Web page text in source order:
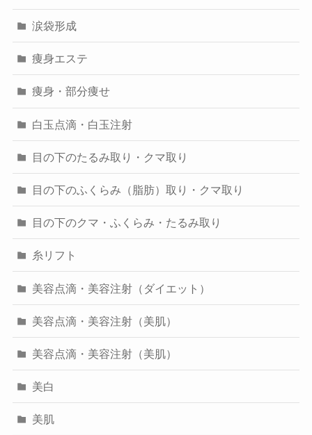
涙袋形成
痩身エステ
痩身・部分痩せ
白玉点滴・白玉注射
目の下のたるみ取り・クマ取り
目の下のふくらみ（脂肪）取り・クマ取り
目の下のクマ・ふくらみ・たるみ取り
糸リフト
美容点滴・美容注射（ダイエット）
美容点滴・美容注射（美肌）
美容点滴・美容注射（美肌）
美白
美肌